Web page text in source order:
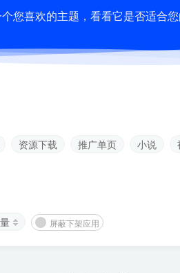
您喜欢的主题，看看它是否适合
资源下载 推广单页 小说
屏蔽下架应用